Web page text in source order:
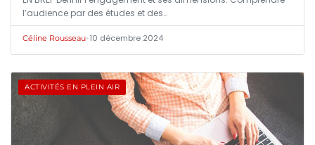
l’audience par des études et des…
Céline Rousseau•10 décembre 2024
ACTIVITÉS EN PLEIN AIR